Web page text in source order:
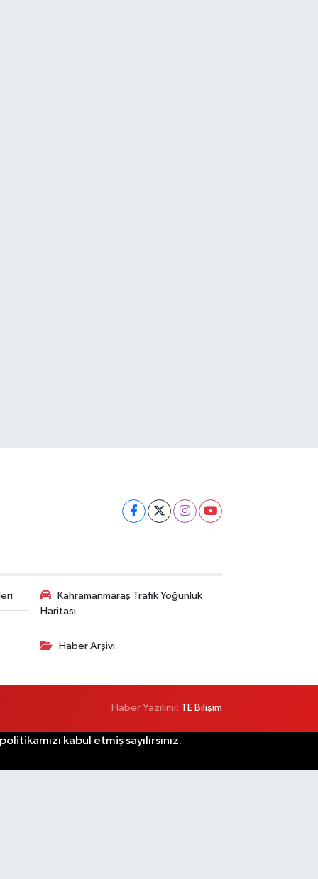
Kahramanmaraş Trafik Yoğunluk
Haritası
Haber Arşivi
Haber Yazılımı: TE Bilişim
kabul etmiş sayılırsınız.